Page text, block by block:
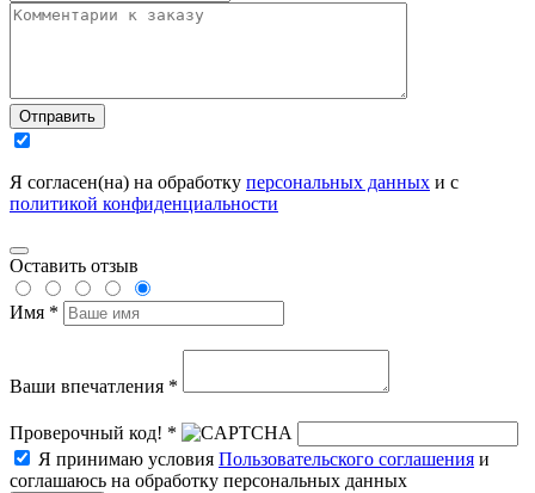
Отправить
Я согласен(на) на обработку персональных данных и с
политикой конфиденциальности
Оставить отзыв
Имя *
Ваши впечатления *
Проверочный код! *
Я принимаю условия Пользовательского соглашения и
соглашаюсь на обработку персональных данных